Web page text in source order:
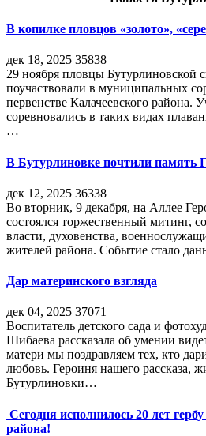
В копилке пловцов «золото»,
дек 18, 2025 35838
29 ноября пловцы Бутурлиновской
поучаствовали в муниципальных
первенстве Калачеевского района.
соревновались в таких видах
…
В Бутурлиновке почтили память
дек 12, 2025 36338
Во вторник, 9 декабря, на Аллее
состоялся торжественный митинг,
власти, духовенства,
жителей района. Событие стало
Дар материнского взгляда
дек 04, 2025 37071
Воспитатель детского сада и
Шибаева рассказала об умении
матери мы поздравляем тех, кто
любовь. Героиня нашего рассказа,
Бутурлиновки…
Сегодня исполнилось 20 лет
района!